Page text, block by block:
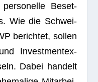
Beset­
Wie die Schwei­
berich­tet, sol­len
Invest­ment­ex­
Dabei han­delt